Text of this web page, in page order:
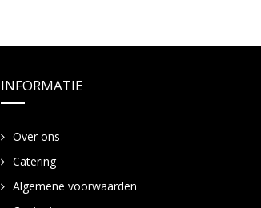
INFORMATIE
Over ons
Catering
Algemene voorwaarden